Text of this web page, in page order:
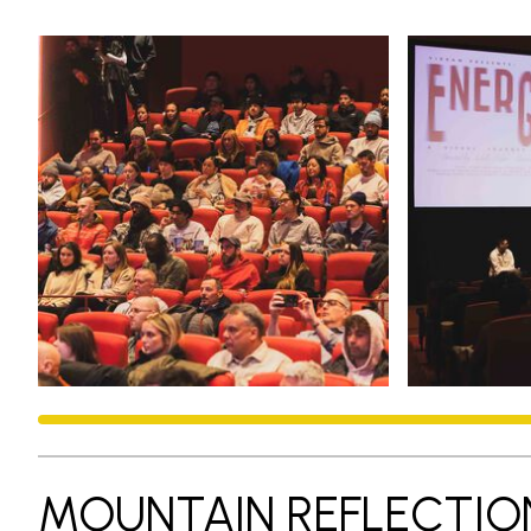
MOUNTAIN